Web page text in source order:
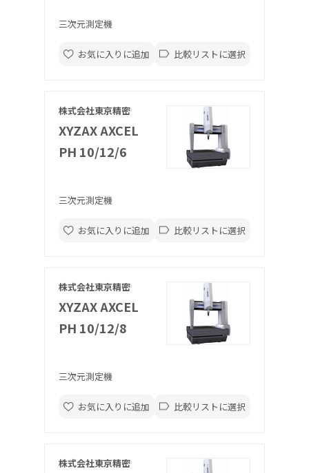
三次元測定機
お気に入りに追加 比較リストに選択
株式会社東京精密
XYZAX AXCEL
PH 10/12/6
三次元測定機
お気に入りに追加 比較リストに選択
株式会社東京精密
XYZAX AXCEL
PH 10/12/8
三次元測定機
お気に入りに追加 比較リストに選択
株式会社東京精密